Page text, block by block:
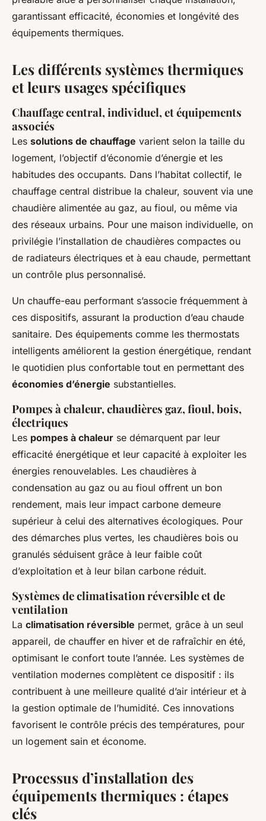
garantissant efficacité, économies et longévité des
équipements thermiques.
Les différents systèmes thermiques
et leurs usages spécifiques
Chauffage central, individuel, et équipements
associés
Les solutions de chauffage varient selon la taille du
logement, l’objectif d’économie d’énergie et les
habitudes des occupants. Dans l’habitat collectif, le
chauffage central distribue la chaleur, souvent via une
chaudière alimentée au gaz, au fioul, ou même via
des réseaux urbains. Pour une maison individuelle, on
privilégie l’installation de chaudières compactes ou
de radiateurs électriques et à eau chaude, permettant
un contrôle plus personnalisé.
Un chauffe-eau performant s’associe fréquemment à
ces dispositifs, assurant la production d’eau chaude
sanitaire. Des équipements comme les thermostats
intelligents améliorent la gestion énergétique, rendant
le quotidien plus confortable tout en permettant des
économies d’énergie substantielles.
Pompes à chaleur, chaudières gaz, fioul, bois,
électriques
Les pompes à chaleur se démarquent par leur
efficacité énergétique et leur capacité à exploiter les
énergies renouvelables. Les chaudières à
condensation au gaz ou au fioul offrent un bon
rendement, mais leur impact carbone demeure
supérieur à celui des alternatives écologiques. Pour
des démarches plus vertes, les chaudières bois ou
granulés séduisent grâce à leur faible coût
d’exploitation et à leur bilan carbone réduit.
Systèmes de climatisation réversible et de
ventilation
La climatisation réversible permet, grâce à un seul
appareil, de chauffer en hiver et de rafraîchir en été,
optimisant le confort toute l’année. Les systèmes de
ventilation modernes complètent ce dispositif : ils
contribuent à une meilleure qualité d’air intérieur et à
la gestion optimale de l’humidité. Ces innovations
favorisent le contrôle précis des températures, pour
un logement sain et économe.
Processus d’installation des
équipements thermiques : étapes
clés